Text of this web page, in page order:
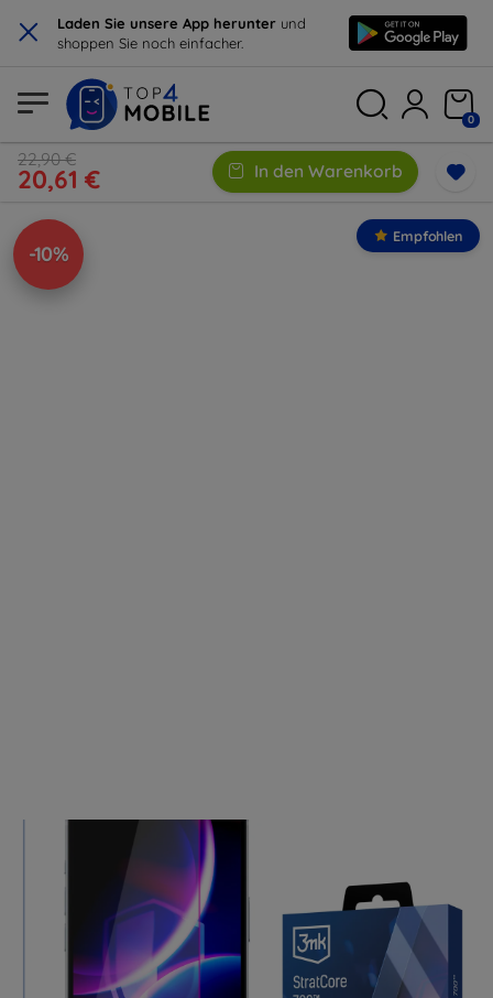
× Laden Sie unsere App herunter und
shoppen Sie noch einfacher.
0
22,90 €
20,61 € In den Warenkorb
-10%
Empfohlen